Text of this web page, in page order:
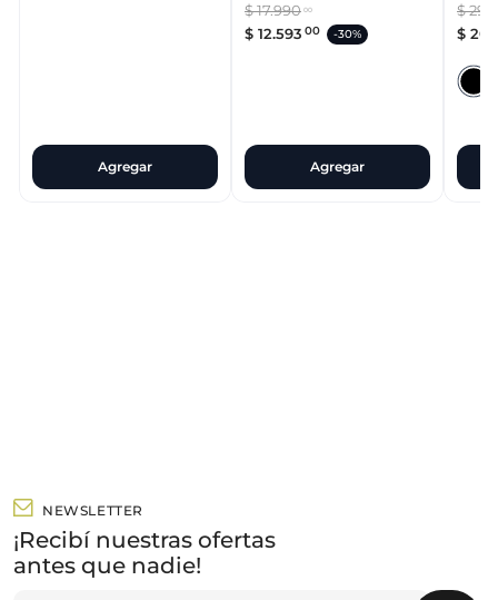
Agregar
$17.990 00
$ 12.593 00 -30%
Agregar
$29
$ 20
NEWSLETTER
¡Recibí nuestras ofertas
antes que nadie!